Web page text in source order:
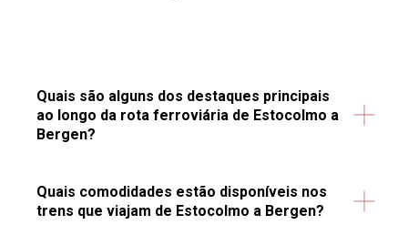
Quais são alguns dos destaques principais
ao longo da rota ferroviária de Estocolmo a
Bergen?
Quais comodidades estão disponíveis nos
trens que viajam de Estocolmo a Bergen?